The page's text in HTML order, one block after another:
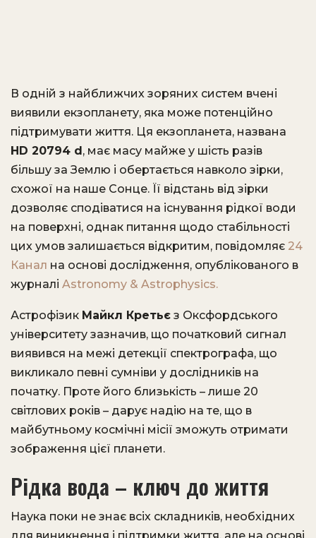
В одній з найближчих зоряних систем вчені
виявили екзопланету, яка може потенційно
підтримувати життя. Ця екзопланета, названа
HD 20794 d, має масу майже у шість разів
більшу за Землю і обертається навколо зірки,
схожої на наше Сонце. Її відстань від зірки
дозволяє сподіватися на існування рідкої води
на поверхні, однак питання щодо стабільності
цих умов залишається відкритим, повідомляє 24
Канал на основі дослідження, опублікованого в
журналі Astronomy & Astrophysics.
Астрофізик Майкл Кретьє з Оксфордського
університету зазначив, що початковий сигнал
виявився на межі детекції спектрографа, що
викликало певні сумніви у дослідників на
початку. Проте його близькість – лише 20
світлових років – дарує надію на те, що в
майбутньому космічні місії зможуть отримати
зображення цієї планети.
Рідка вода – ключ до життя
Наука поки не знає всіх складників, необхідних